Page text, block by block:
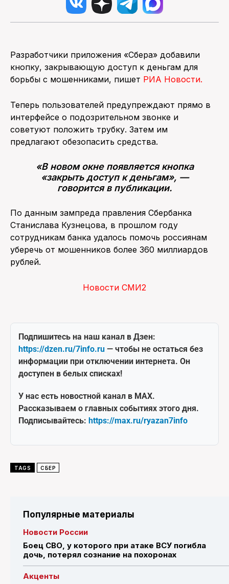
Разработчики приложения «Сбера» добавили
кнопку, закрывающую доступ к деньгам для
борьбы с мошенниками, пишет РИА Новости.
Теперь пользователей предупреждают прямо в
интерфейсе о подозрительном звонке и
советуют положить трубку. Затем им
предлагают обезопасить средства.
«В новом окне появляется кнопка
«закрыть доступ к деньгам», —
говорится в публикации.
По данным зампреда правления Сбербанка
Станислава Кузнецова, в прошлом году
сотрудникам банка удалось помочь россиянам
уберечь от мошенников более 360 миллиардов
рублей.
Новости СМИ2
Подпишитесь на наш канал в Дзен:
https://dzen.ru/7info.ru — чтобы не остаться без
информации при отключении интернета. Он
доступен в белых списках!
У нас есть новостной канал в MAX.
Рассказываем о главных событиях этого дня.
Подписывайтесь: https://max.ru/ryazan7info
TAGS СБЕР
Популярные материалы
Новости России
Боец СВО, у которого при атаке ВСУ погибла
дочь, потерял сознание на похоронах
Акценты